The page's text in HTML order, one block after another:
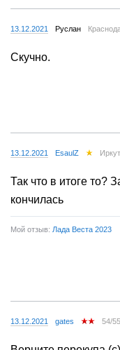
13.12.2021 Руслан
Скучно.
13.12.2021 EsaulZ
Так что в итоге то?
кончилась
Мой отзыв: Лада Веста 2023
13.12.2021 gates 54/55